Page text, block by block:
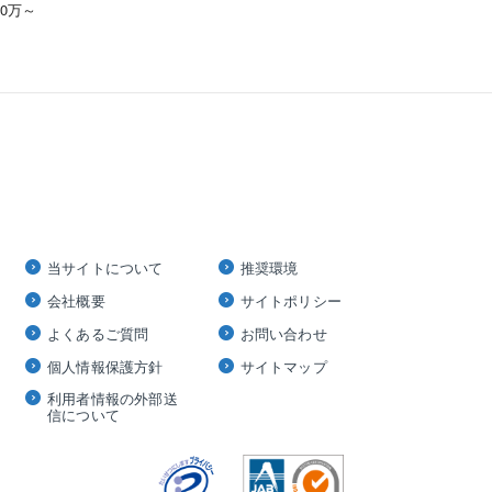
万～
当サイトについて
会社概要
よくあるご質問
個人情報保護方針
利用者情報の外部送
信について
推奨環境
サイトポリシー
お問い合わせ
サイトマップ